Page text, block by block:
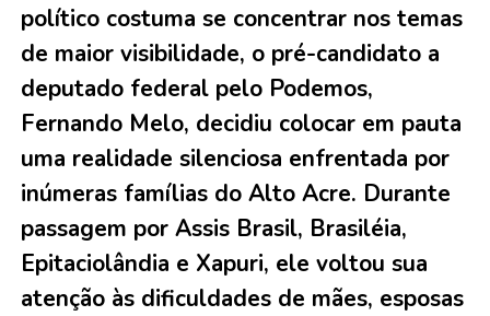
político costuma se concentrar nos temas
de maior visibilidade, o pré-candidato a
deputado federal pelo Podemos,
Fernando Melo, decidiu colocar em pauta
uma realidade silenciosa enfrentada por
inúmeras famílias do Alto Acre. Durante
passagem por Assis Brasil, Brasiléia,
Epitaciolândia e Xapuri, ele voltou sua
atenção às dificuldades de mães, esposas